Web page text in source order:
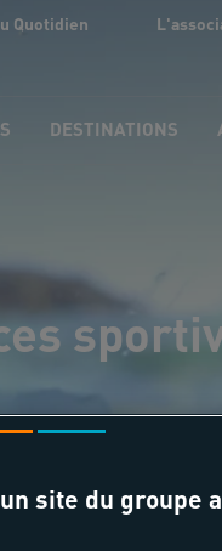
Quotidien
DESTINATIONS
site du groupe